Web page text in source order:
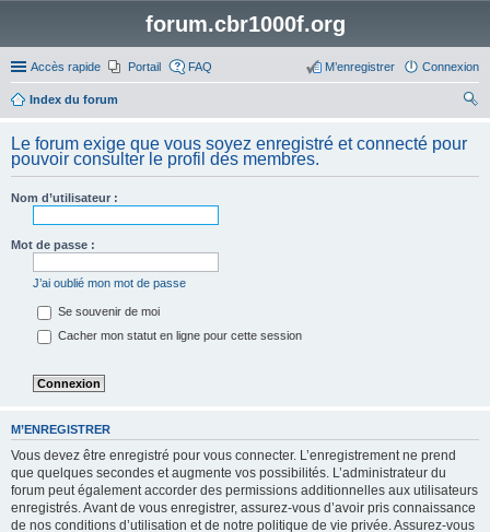
forum.cbr1000f.org
Accès rapide Portail FAQ Connexion
M’enregistrer
Index du forum
her
ch
Le forum exige que vous soyez enregistré et connecté pour
pouvoir consulter le profil des membres.
Nom d’utilisateur :
Mot de passe :
J’ai oublié mon mot de passe
Se souvenir de moi
Cacher mon statut en ligne pour cette session
M’ENREGISTRER
Vous devez être enregistré pour vous connecter. L’enregistrement ne prend
que quelques secondes et augmente vos possibilités. L’administrateur du
forum peut également accorder des permissions additionnelles aux utilisateurs
enregistrés. Avant de vous enregistrer, assurez-vous d’avoir pris connaissance
de nos conditions d’utilisation et de notre politique de vie privée. Assurez-vous